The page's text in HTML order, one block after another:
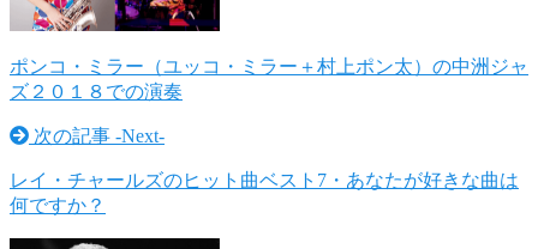
ポンコ・ミラー（ユッコ・ミラー＋村上ポン太）の中洲ジャ
ズ２０１８での演奏
次の記事 -Next-
レイ・チャールズのヒット曲ベスト7・あなたが好きな曲は
何ですか？